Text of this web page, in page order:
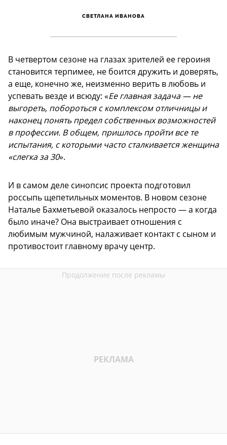
СВЕТЛАНА ИВАНОВА
В четвертом сезоне на глазах зрителей ее героиня
становится терпимее, не боится дружить и доверять,
а еще, конечно же, неизменно верить в любовь и
успевать везде и всюду: «Ее главная задача — не
выгореть, побороться с комплексом отличницы и
наконец понять предел собственных возможностей
в профессии. В общем, пришлось пройти все те
испытания, с которыми часто сталкивается женщина
«слегка за 30».
И в самом деле синопсис проекта подготовил
россыпь щепетильных моментов. В новом сезоне
Наталье Бахметьевой оказалось непросто — а когда
было иначе? Она выстраивает отношения с
любимым мужчиной, налаживает контакт с сыном и
противостоит главному врачу центр.